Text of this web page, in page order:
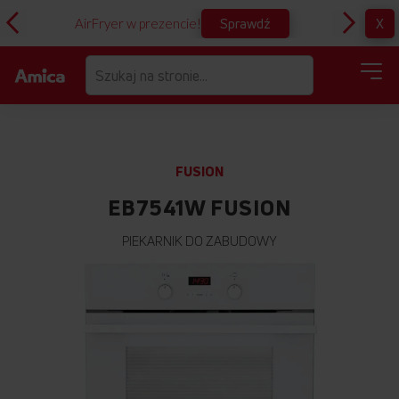
AirFryer w prezencie! Sprawdź X
FUSION
EB7541W FUSION
PIEKARNIK DO ZABUDOWY